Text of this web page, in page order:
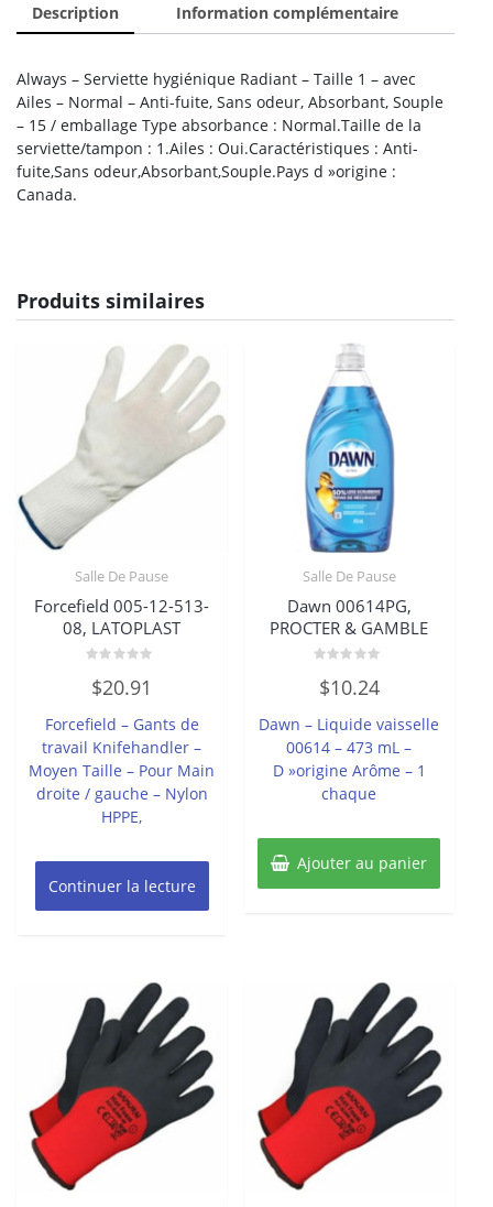
GAMBLE
Description Information complémentaire
Always – Serviette hygiénique Radiant – Taille 1 – avec
Ailes – Normal – Anti-fuite, Sans odeur, Absorbant, Souple
– 15 / emballage Type absorbance : Normal.Taille de la
serviette/tampon : 1.Ailes : Oui.Caractéristiques : Anti-
fuite,Sans odeur,Absorbant,Souple.Pays d »origine :
Canada.
Produits similaires
Salle De Pause
Forcefield 005-12-513-
08, LATOPLAST
0
sur
$20.91
Forcefield – Gants de
travail Knifehandler –
Moyen Taille – Pour Main
droite / gauche – Nylon
HPPE,
Continuer la lecture
Salle De Pause
Dawn 00614PG,
PROCTER & GAMBLE
0
sur
$10.24
Dawn – Liquide vaisselle
00614 – 473 mL –
D »origine Arôme – 1
chaque
Ajouter au panier